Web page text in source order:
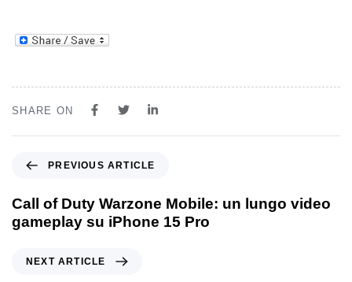
SHARE ON
PREVIOUS ARTICLE
Call of Duty Warzone Mobile: un lungo video
gameplay su iPhone 15 Pro
NEXT ARTICLE